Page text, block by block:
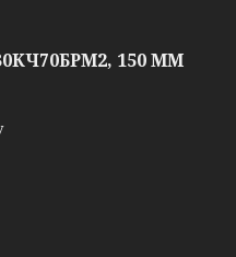
150 ММ